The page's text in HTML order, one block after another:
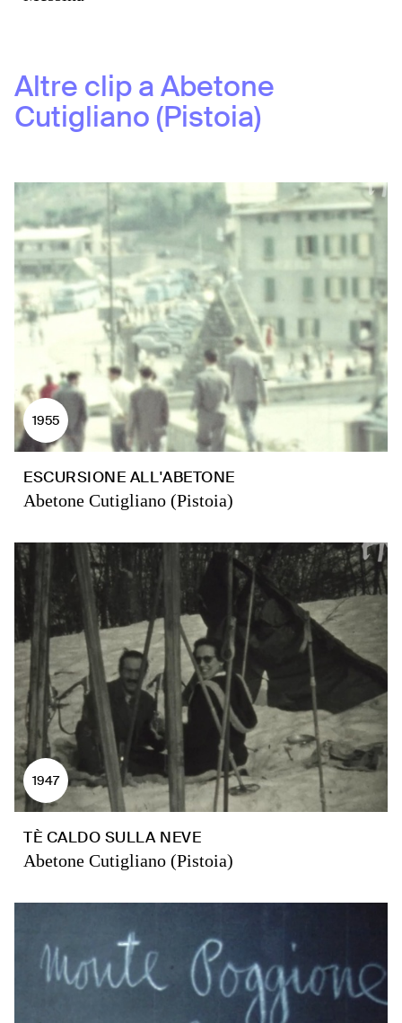
Altre clip aAbetone
Cutigliano (Pistoia)
1955
ESCURSIONE ALL'ABETONE
Abetone Cutigliano (Pistoia)
1947
TÈ CALDO SULLA NEVE
Abetone Cutigliano (Pistoia)